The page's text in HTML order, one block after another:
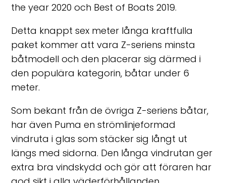
the year 2020 och Best of Boats 2019.
Detta knappt sex meter långa kraftfulla
paket kommer att vara Z-seriens minsta
båtmodell och den placerar sig därmed i
den populära kategorin, båtar under 6
meter.
Som bekant från de övriga Z-seriens båtar,
har även Puma en strömlinjeformad
vindruta i glas som stäcker sig långt ut
längs med sidorna. Den långa vindrutan ger
extra bra vindskydd och gör att föraren har